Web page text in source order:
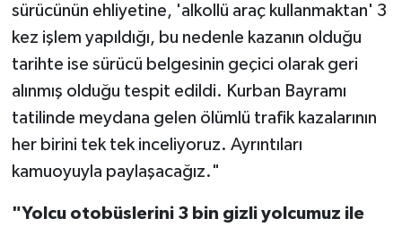
sürücünün ehliyetine, 'alkollü araç kullanmaktan' 3
kez işlem yapıldığı, bu nedenle kazanın olduğu
tarihte ise sürücü belgesinin geçici olarak geri
alınmış olduğu tespit edildi. Kurban Bayramı
tatilinde meydana gelen ölümlü trafik kazalarının
her birini tek tek inceliyoruz. Ayrıntıları
kamuoyuyla paylaşacağız."
"Yolcu otobüslerini 3 bin gizli yolcumuz ile